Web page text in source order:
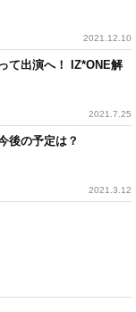
2021.12.10
て出演へ！ IZ*ONE解
2021.7.25
後の予定は？
2021.3.12